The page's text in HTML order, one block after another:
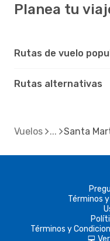
Planea tu
Rutas de vuelo
Rutas alternativas
Vuelos Santa
Términos
Términos y